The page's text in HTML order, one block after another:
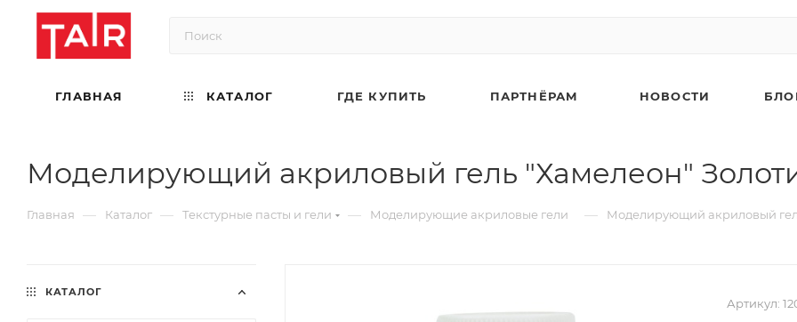
ГЛАВНАЯ КАТАЛОГ ГДЕ КУПИТЬ ПАРТНЁРАМ НОВОСТИ
Моделирующий акриловый гель "Хамелеон"
Главная — Каталог — Текстурные пасты и гели — Моделирующие акриловые гели — Моделирующий акриловый
Артикул:
КАТАЛОГ